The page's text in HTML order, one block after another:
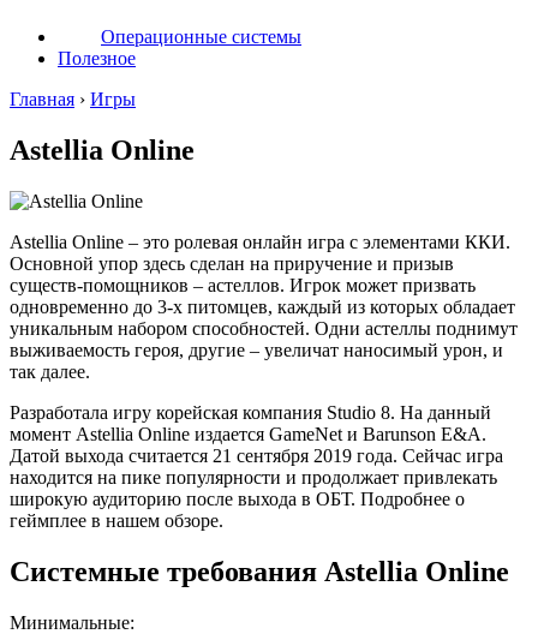
Операционные системы
Полезное
Главная › Игры
Astellia Online
Astellia Online – это ролевая онлайн игра с элементами ККИ.
Основной упор здесь сделан на приручение и призыв
существ-помощников – астеллов. Игрок может призвать
одновременно до 3-х питомцев, каждый из которых обладает
уникальным набором способностей. Одни астеллы поднимут
выживаемость героя, другие – увеличат наносимый урон, и
так далее.
Разработала игру корейская компания Studio 8. На данный
момент Astellia Online издается GameNet и Barunson E&A.
Датой выхода считается 21 сентября 2019 года. Сейчас игра
находится на пике популярности и продолжает привлекать
широкую аудиторию после выхода в ОБТ. Подробнее о
геймплее в нашем обзоре.
Системные требования Astellia Online
Минимальные: